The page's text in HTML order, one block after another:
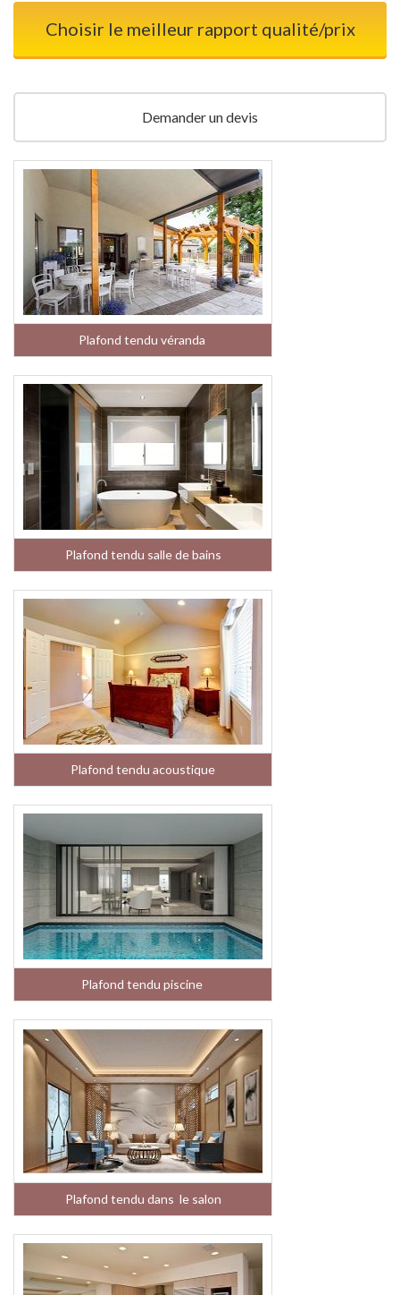
Choisir le meilleur rapport qualité/prix
Demander un devis
Plafond tendu véranda
Plafond tendu salle de bains
Plafond tendu acoustique
Plafond tendu piscine
Plafond tendu dans le salon